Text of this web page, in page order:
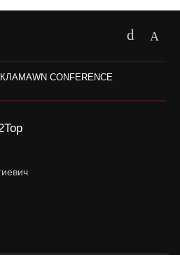
WN CONFERENCE